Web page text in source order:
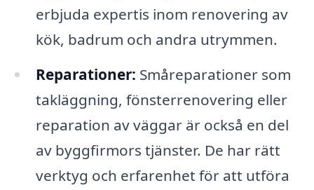
erbjuda expertis inom renovering av
kök, badrum och andra utrymmen.
Reparationer: Småreparationer som
takläggning, fönsterrenovering eller
reparation av väggar är också en del
av byggfirmors tjänster. De har rätt
verktyg och erfarenhet för att utföra